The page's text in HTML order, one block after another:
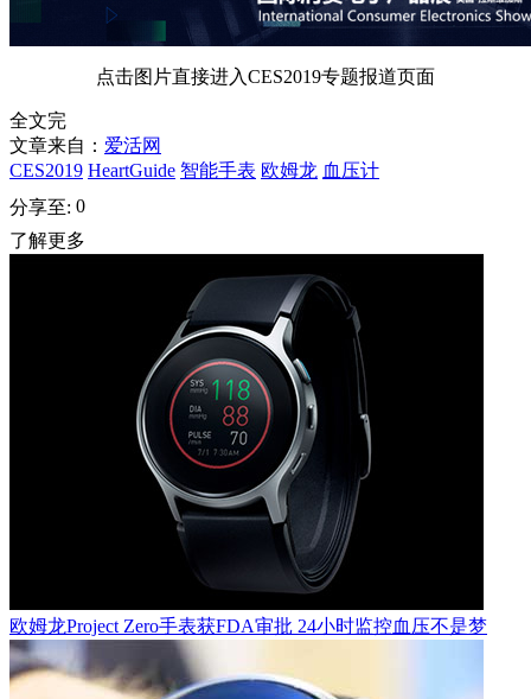
点击图片直接进入CES2019专题报道页面
全文完
文章来自： 爱活网
CES2019 HeartGuide 智能手表 欧姆龙 血压计
分享至: 0
了解更多
欧姆龙Project Zero手表获FDA审批 24小时监控血压不是梦